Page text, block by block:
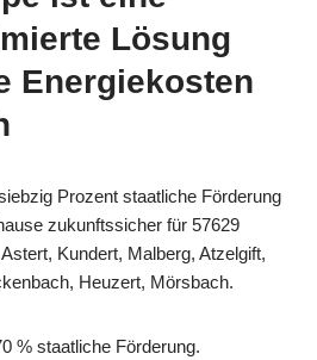
Lösung
Energiekosten
Prozent staatliche Förderung
zukunftssicher für 57629
Kundert, Malberg, Atzelgift,
Heuzert, Mörsbach.
% staatliche Förderung.